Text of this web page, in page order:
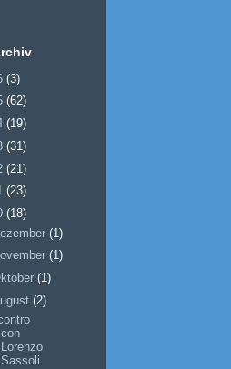
(3)
(62)
(19)
(31)
(21)
(23)
(18)
(1)
(1)
(1)
(2)
con
Lorenzo
Sassoli